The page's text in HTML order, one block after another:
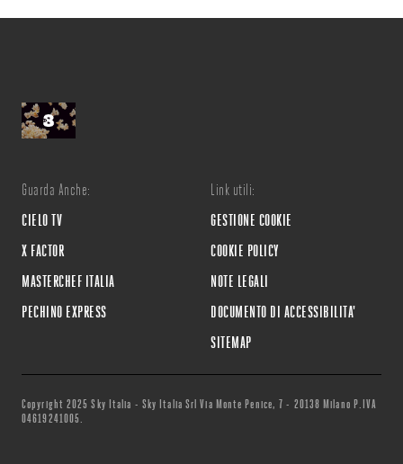
Guarda Anche:
CIELO TV
X FACTOR
MASTERCHEF ITALIA
PECHINO EXPRESS
Link utili:
GESTIONE COOKIE
COOKIE POLICY
NOTE LEGALI
DOCUMENTO DI ACCESSIBILITA'
SITEMAP
Copyright 2025 Sky Italia - Sky Italia Srl Via Monte Penice, 7 - 20138 Milano P.IVA
04619241005.